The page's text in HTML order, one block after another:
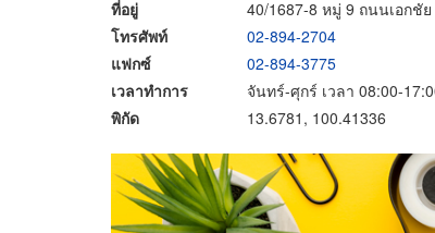
ที่อยู่
40/1687-8 หมู่ 9 ถนนเอกชั
โทรศัพท์
02-894-2704
แฟกซ์
02-894-3775
เวลาทำการ
จันทร์-ศุกร์ เวลา 08:00-
พิกัด
13.6781, 100.41336